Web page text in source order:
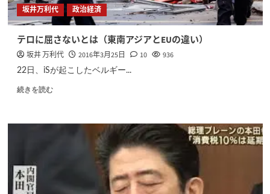
坂井万利代 政治経済
テロに屈さないとは（東南アジアとEUの違い）
坂井 万利代 2016年3月25日 10 936
22日、iSが起こしたベルギー...
続きを読む